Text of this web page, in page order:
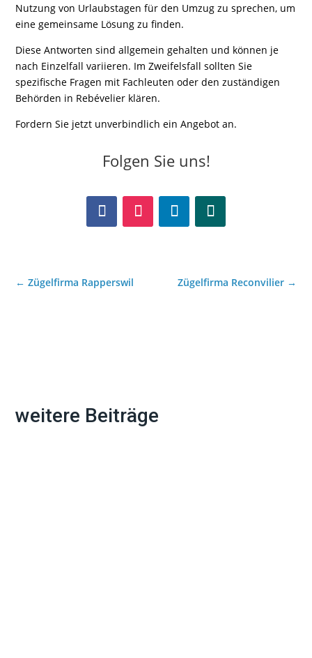
Nutzung von Urlaubstagen für den Umzug zu sprechen, um
eine gemeinsame Lösung zu finden.
Diese Antworten sind allgemein gehalten und können je
nach Einzelfall variieren. Im Zweifelsfall sollten Sie
spezifische Fragen mit Fachleuten oder den zuständigen
Behörden in Rebévelier klären.
Fordern Sie jetzt unverbindlich ein Angebot an.
Folgen Sie uns!
←Zügelfirma Rapperswil Zügelfirma Reconvilier→
weitere Beiträge